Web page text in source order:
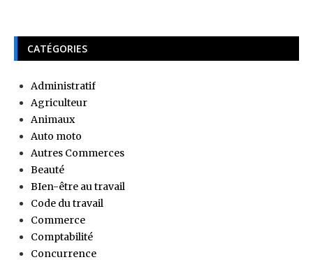
CATÉGORIES
Administratif
Agriculteur
Animaux
Auto moto
Autres Commerces
Beauté
BIen-être au travail
Code du travail
Commerce
Comptabilité
Concurrence